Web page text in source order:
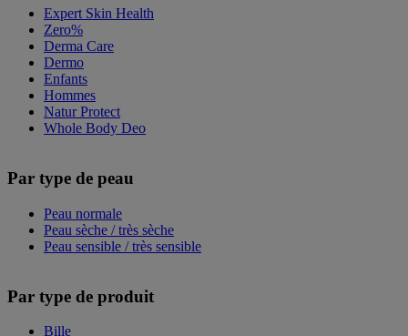
Expert Skin Health
Zero%
Derma Care
Dermo
Enfants
Hommes
Natur Protect
Whole Body Deo
Par type de peau
Peau normale
Peau sèche / très sèche
Peau sensible / très sensible
Par type de produit
Bille